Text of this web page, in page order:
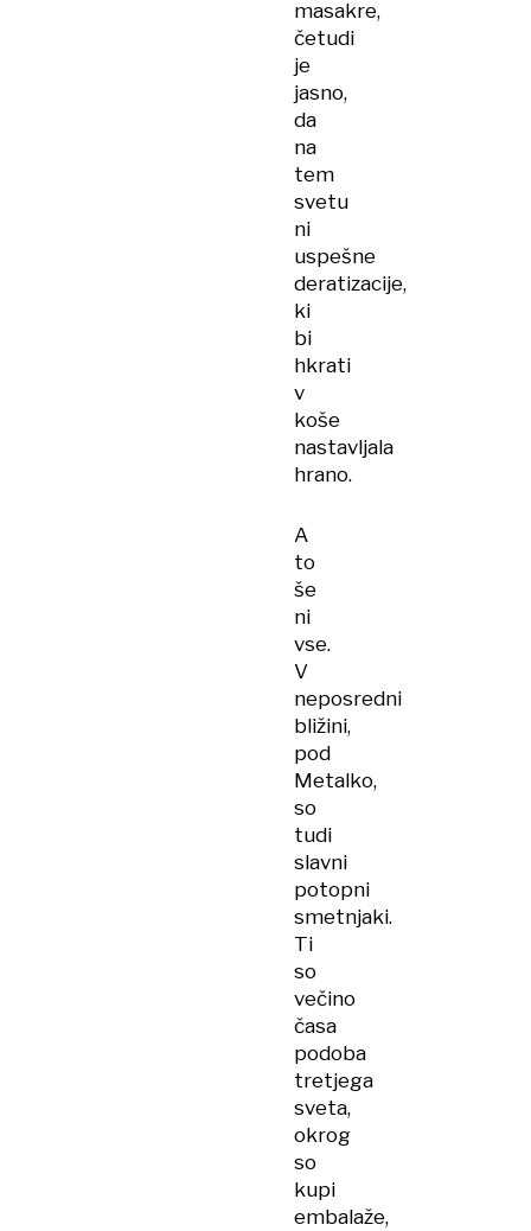
masakre,
četudi
je
jasno,
da
na
tem
svetu
ni
uspešne
deratizacije,
ki
bi
hkrati
v
koše
nastavljala
hrano.
A
to
še
ni
vse.
V
neposredni
bližini,
pod
Metalko,
so
tudi
slavni
potopni
smetnjaki.
Ti
so
večino
časa
podoba
tretjega
sveta,
okrog
so
kupi
embalaže,